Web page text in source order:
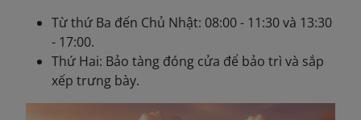
Từ thứ Ba đến Chủ Nhật: 08:00 - 11:30 và 13:30
- 17:00.
Thứ Hai: Bảo tàng đóng cửa để bảo trì và sắp
xếp trưng bày.